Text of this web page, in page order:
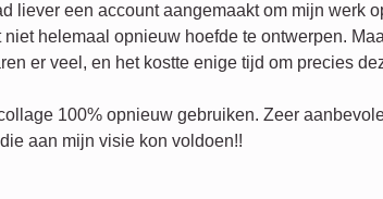
liever een account aangemaakt om mijn werk
niet helemaal opnieuw hoefde te ontwerpen.
er veel, en het kostte enige tijd om precies
100% opnieuw gebruiken. Zeer
aan mijn visie kon voldoen!!